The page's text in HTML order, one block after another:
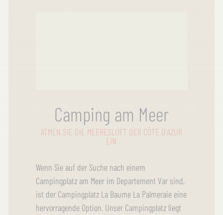
Camping am Meer
ATMEN SIE DIE MEERESLUFT DER CÔTE D'AZUR
EIN
Wenn Sie auf der Suche nach einem
Campingplatz am Meer im Departement Var sind,
ist der Campingplatz La Baume La Palmeraie eine
hervorragende Option. Unser Campingplatz liegt